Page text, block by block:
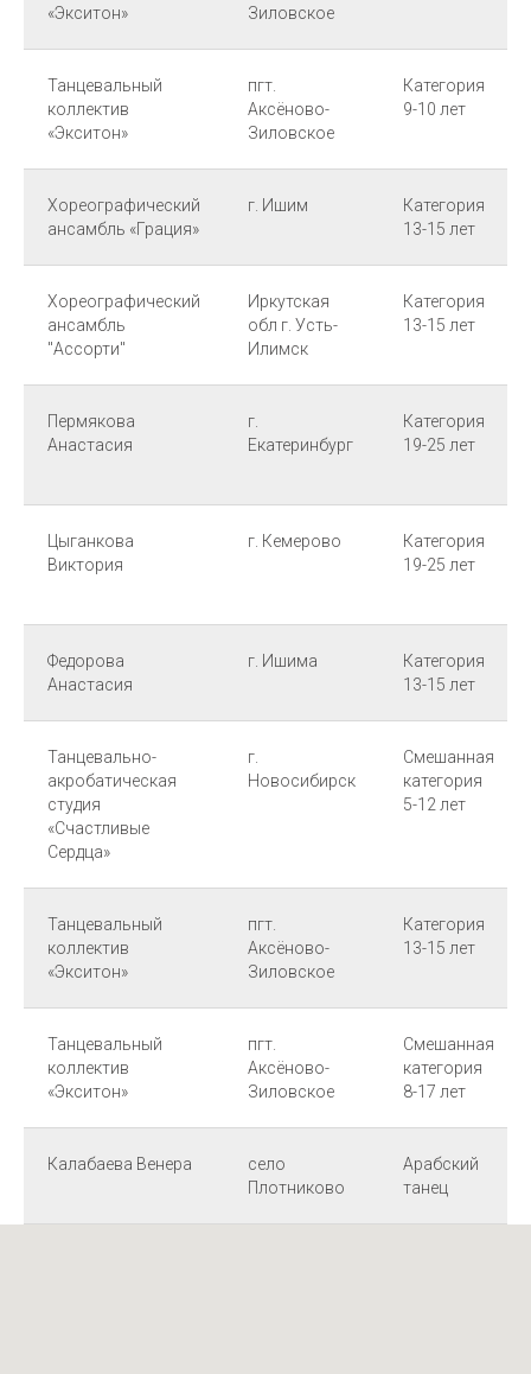
«Экситон»
Зиловское
Танцевальный
коллектив
«Экситон»
пгт.
Аксёново-
Зиловское
Категория
9-10 лет
Хореографический
ансамбль «Грация»
г. Ишим
Категория
13-15 лет
Хореографический
ансамбль
"Ассорти"
Иркутская
обл г. Усть-
Илимск
Категория
13-15 лет
Пермякова
Анастасия
г.
Екатеринбург
Категория
19-25 лет
Цыганкова
Виктория
г. Кемерово
Категория
19-25 лет
Федорова
Анастасия
г. Ишима
Категория
13-15 лет
Танцевально-
акробатическая
студия
«Счастливые
Сердца»
г.
Новосибирск
Смешанная
категория
5-12 лет
Танцевальный
коллектив
«Экситон»
пгт.
Аксёново-
Зиловское
Категория
13-15 лет
Танцевальный
коллектив
«Экситон»
пгт.
Аксёново-
Зиловское
Смешанная
категория
8-17 лет
Калабаева Венера
село
Плотниково
Арабский
танец